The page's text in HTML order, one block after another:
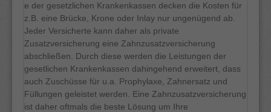
e der gesetzlichen Krankenkassen decken die Kosten für
z.B. eine Brücke, Krone oder Inlay nur ungenügend ab.
Jeder Versicherte kann daher als private
Zusatzversicherung eine Zahnzusatzversicherung
abschließen. Durch diese werden die Leistungen der
gesetlichen Krankenkassen dahingehend erweitert, dass
auch Zuschüsse für u.a. Prophylaxe, Zahnersatz und
Füllungen geleistet werden. Eine Zahnzusatzversicherung
ist daher oftmals die beste Lösung um Ihre